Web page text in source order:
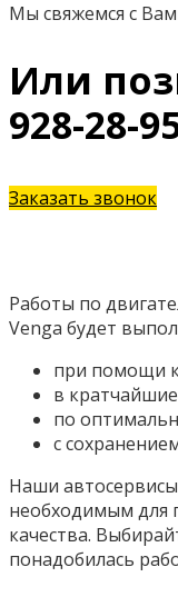
Мы свяжемся с
Или
928-28-
Заказать звонок
Работы по
Venga будет
при помощи
в
по
с
Наши
необходимым для
качества.
понадобилась